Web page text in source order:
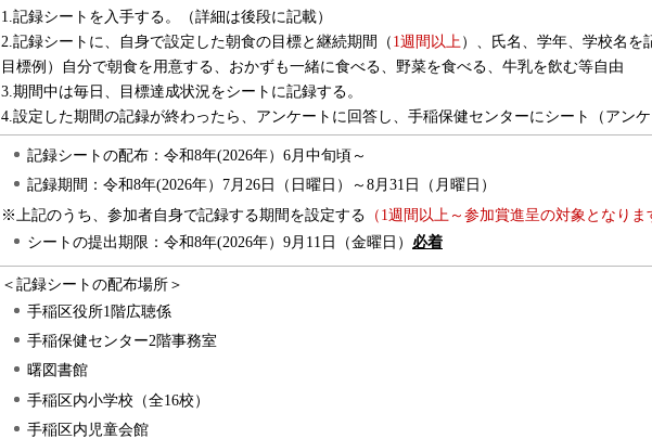
1.記録シートを入手する。（詳細は後段に記載）
2.記録シートに、自身で設定した朝食の目標と継続期間（1週間以上）、氏名、学年、学校名を
目標例）自分で朝食を用意する、おかずも一緒に食べる、野菜を食べる、牛乳を飲む等自由
3.期間中は毎日、目標達成状況をシートに記録する。
4.設定した期間の記録が終わったら、アンケートに回答し、手稲保健センターにシート（アン
記録シートの配布：令和8年(2026年）6月中旬頃～
記録期間：令和8年(2026年）7月26日（日曜日）～8月31日（月曜日）
※上記のうち、参加者自身で記録する期間を設定する （1週間以上～参加賞進呈の対象となりま
シートの提出期限：令和8年(2026年）9月11日（金曜日） 必着
＜記録シートの配布場所＞
手稲区役所1階広聴係
手稲保健センター2階事務室
曙図書館
手稲区内小学校（全16校）
手稲区内児童会館